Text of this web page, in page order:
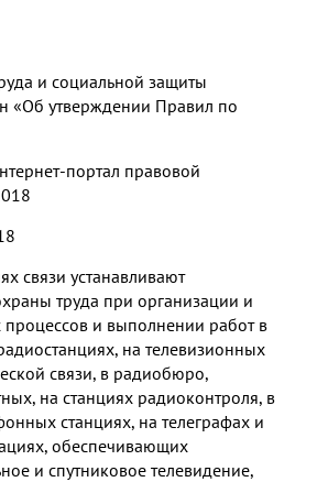
и социальной защиты
«Об утверждении Правил по
портал правовой
связи устанавливают
труда при организации и
и выполнении работ в
на телевизионных
связи, в радиобюро,
на станциях радиоконтроля, в
станциях, на телеграфах и
обеспечивающих
и спутниковое телевидение,